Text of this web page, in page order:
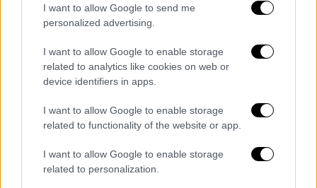
I want to allow Google to send me
personalized advertising.
I want to allow Google to enable storage
related to analytics like cookies on web or
device identifiers in apps.
I want to allow Google to enable storage
related to functionality of the website or app.
I want to allow Google to enable storage
related to personalization.
αναβάτης μπορεί να διαλέξει τον τρόπο
απόδοσής του μέσω των
σχεδιασμένων riding modes.
Αντίστοιχα εξειδικευμένα για κάθε είδους
του ABS και του Traction Control,
όπου ο
αναβάτης μπορεί να διαλέξει το επίπεδο
ευαισθησίας τους ή ακόμα και να τα
απενεργοποιήσει πλήρως. Όλες αυτές οι